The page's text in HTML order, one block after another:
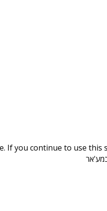
If you continue to use